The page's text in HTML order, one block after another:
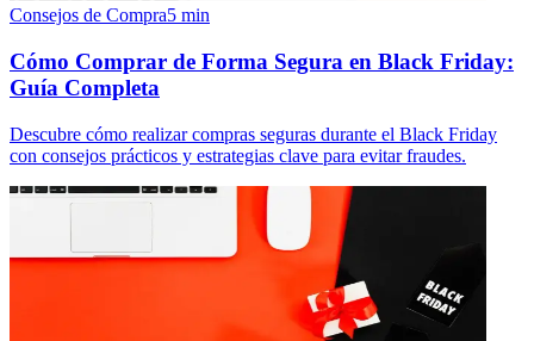
Consejos de Compra5 min
Cómo Comprar de Forma Segura en Black Friday:
Guía Completa
Descubre cómo realizar compras seguras durante el Black Friday
con consejos prácticos y estrategias clave para evitar fraudes.